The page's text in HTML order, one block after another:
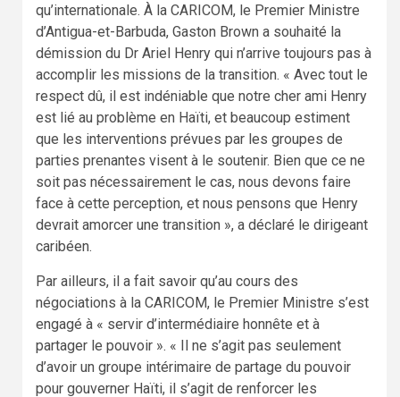
qu’internationale. À la CARICOM, le Premier Ministre
d’Antigua-et-Barbuda, Gaston Brown a souhaité la
démission du Dr Ariel Henry qui n’arrive toujours pas à
accomplir les missions de la transition. « Avec tout le
respect dû, il est indéniable que notre cher ami Henry
est lié au problème en Haïti, et beaucoup estiment
que les interventions prévues par les groupes de
parties prenantes visent à le soutenir. Bien que ce ne
soit pas nécessairement le cas, nous devons faire
face à cette perception, et nous pensons que Henry
devrait amorcer une transition », a déclaré le dirigeant
caribéen.
Par ailleurs, il a fait savoir qu’au cours des
négociations à la CARICOM, le Premier Ministre s’est
engagé à « servir d’intermédiaire honnête et à
partager le pouvoir ». « Il ne s’agit pas seulement
d’avoir un groupe intérimaire de partage du pouvoir
pour gouverner Haïti, il s’agit de renforcer les